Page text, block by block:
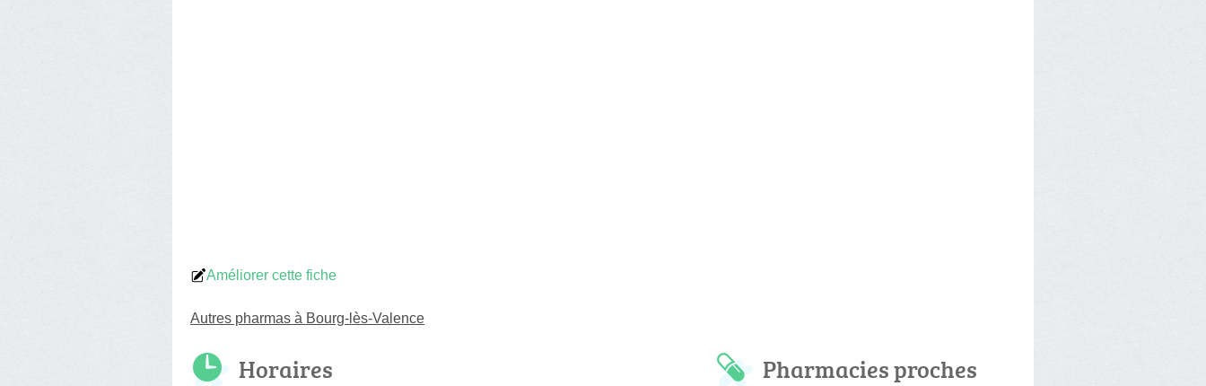
Améliorer cette fiche
Autres pharmas à Bourg-lès-Valence
Horaires Pharmacies proches